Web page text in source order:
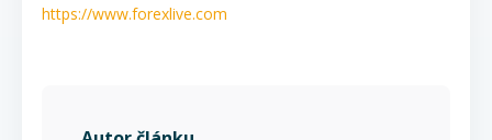
https://www.forexlive.com